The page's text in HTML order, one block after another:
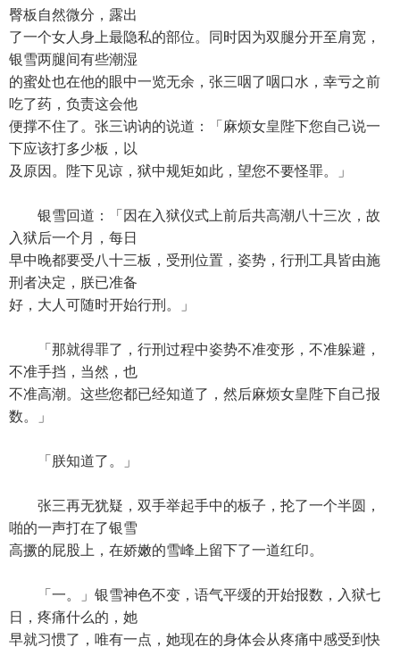
臀板自然微分，露出
了一个女人身上最隐私的部位。同时因为双腿分开至肩宽，
银雪两腿间有些潮湿
的蜜处也在他的眼中一览无余，张三咽了咽口水，幸亏之前
吃了药，负责这会他
便撑不住了。张三讷讷的说道：「麻烦女皇陛下您自己说一
下应该打多少板，以
及原因。陛下见谅，狱中规矩如此，望您不要怪罪。」
银雪回道：「因在入狱仪式上前后共高潮八十三次，故
入狱后一个月，每日
早中晚都要受八十三板，受刑位置，姿势，行刑工具皆由施
刑者决定，朕已准备
好，大人可随时开始行刑。」
「那就得罪了，行刑过程中姿势不准变形，不准躲避，
不准手挡，当然，也
不准高潮。这些您都已经知道了，然后麻烦女皇陛下自己报
数。」
「朕知道了。」
张三再无犹疑，双手举起手中的板子，抡了一个半圆，
啪的一声打在了银雪
高撅的屁股上，在娇嫩的雪峰上留下了一道红印。
「一。」银雪神色不变，语气平缓的开始报数，入狱七
日，疼痛什么的，她
早就习惯了，唯有一点，她现在的身体会从疼痛中感受到快